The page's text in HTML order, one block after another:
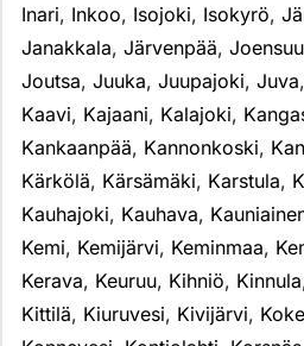
Inari, Inkoo, Isojoki, Isokyrö,
Janakkala, Järvenpää, Joensuu
Joutsa, Juuka, Juupajoki, Juva,
Kaavi, Kajaani, Kalajoki,
Kankaanpää, Kannonkoski,
Kärkölä, Kärsämäki, Karstula,
Kauhajoki, Kauhava,
Kemi, Kemijärvi, Keminmaa,
Kerava, Keuruu, Kihniö, Kinnula
Kittilä, Kiuruvesi, Kivijärvi,